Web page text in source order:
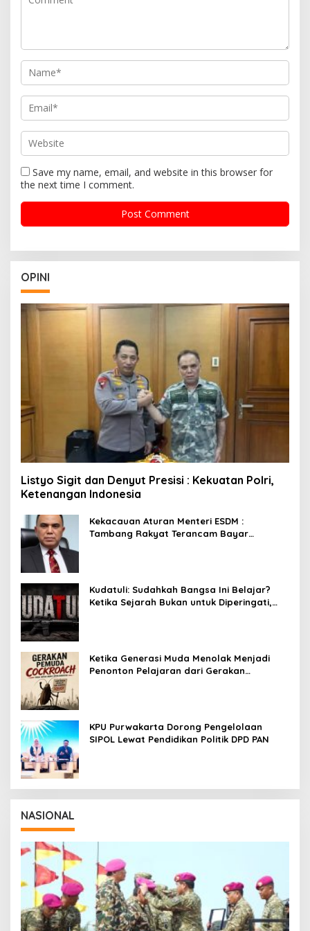
Save my name, email, and website in this browser for
the next time I comment.
OPINI
Listyo Sigit dan Denyut Presisi : Kekuatan Polri,
Ketenangan Indonesia
Kekacauan Aturan Menteri ESDM :
Tambang Rakyat Terancam Bayar
Kudatuli: Sudahkah Bangsa Ini Belajar?
Ketika Sejarah Bukan untuk Diperingati,
Ketika Generasi Muda Menolak Menjadi
Penonton Pelajaran dari Gerakan
KPU Purwakarta Dorong Pengelolaan
SIPOL Lewat Pendidikan Politik DPD PAN
NASIONAL